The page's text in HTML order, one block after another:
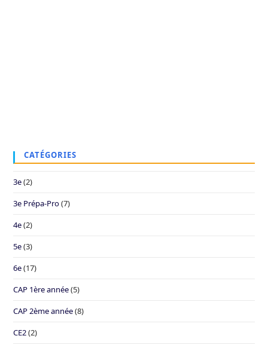
CATÉGORIES
3e(2)
3e Prépa-Pro(7)
4e(2)
5e(3)
6e(17)
CAP 1ère année(5)
CAP 2ème année(8)
CE2(2)